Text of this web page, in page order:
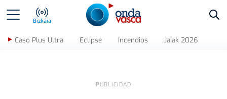
Bizkaia
Caso Plus Ultra Eclipse Incendios Jaiak 2026